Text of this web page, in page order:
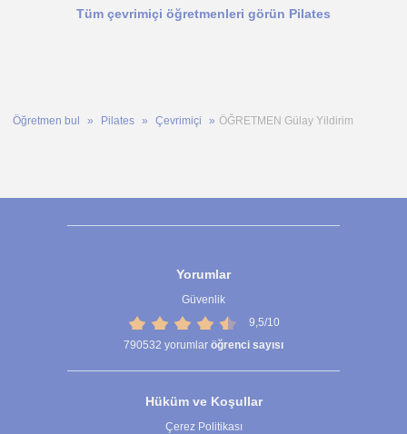
Tüm çevrimiçi öğretmenleri görün Pilates
Öğretmen bul Pilates Çevrimiçi ÖĞRETMEN Gülay Yildirim
Yorumlar
Güvenlik
9,5/10
790532 yorumlar öğrenci sayısı
Hüküm ve Koşullar
Çerez Politikası